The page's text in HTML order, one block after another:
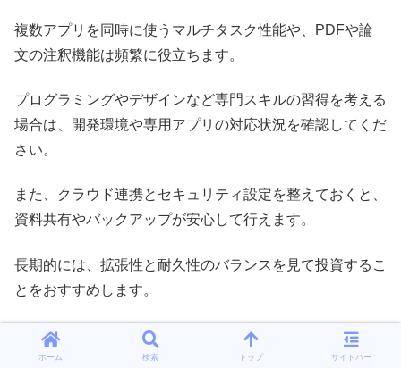
複数アプリを同時に使うマルチタスク性能や、PDFや論
文の注釈機能は頻繁に役立ちます。
プログラミングやデザインなど専門スキルの習得を考える
場合は、開発環境や専用アプリの対応状況を確認してくだ
さい。
また、クラウド連携とセキュリティ設定を整えておくと、
資料共有やバックアップが安心して行えます。
長期的には、拡張性と耐久性のバランスを見て投資するこ
とをおすすめします。
ホーム 検索 トップ サイドバー